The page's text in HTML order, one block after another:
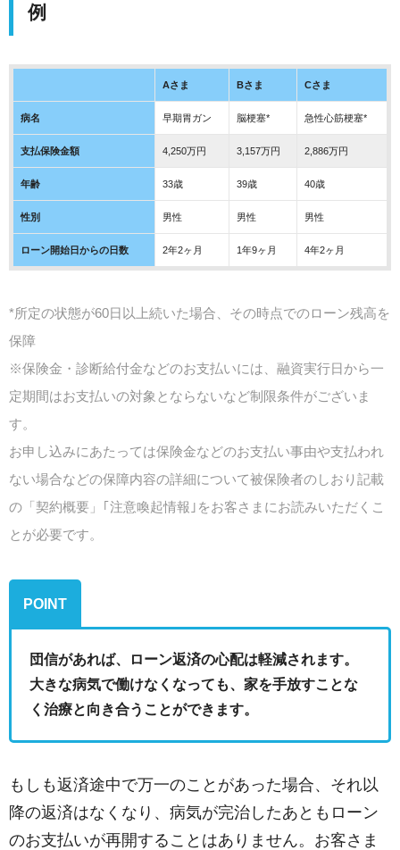
例
Aさま Bさま Cさま
病名 早期胃ガン 脳梗塞* 急性心筋梗塞*
支払保険金額 4,250万円 3,157万円 2,886万円
年齢 33歳 39歳 40歳
性別 男性 男性 男性
ローン開始日からの日数 2年2ヶ月 1年9ヶ月 4年2ヶ月
*所定の状態が60日以上続いた場合、その時点でのローン残高を
保障
※保険金・診断給付金などのお支払いには、融資実行日から一
定期間はお支払いの対象とならないなど制限条件がございま
す。
お申し込みにあたっては保険金などのお支払い事由や支払われ
ない場合などの保障内容の詳細について被保険者のしおり記載
の「契約概要」｢注意喚起情報｣をお客さまにお読みいただくこ
とが必要です。
POINT
団信があれば、ローン返済の心配は軽減されます。
大きな病気で働けなくなっても、家を手放すことな
く治療と向き合うことができます。
もしも返済途中で万一のことがあった場合、それ以
降の返済はなくなり、病気が完治したあともローン
のお支払いが再開することはありません。お客さま